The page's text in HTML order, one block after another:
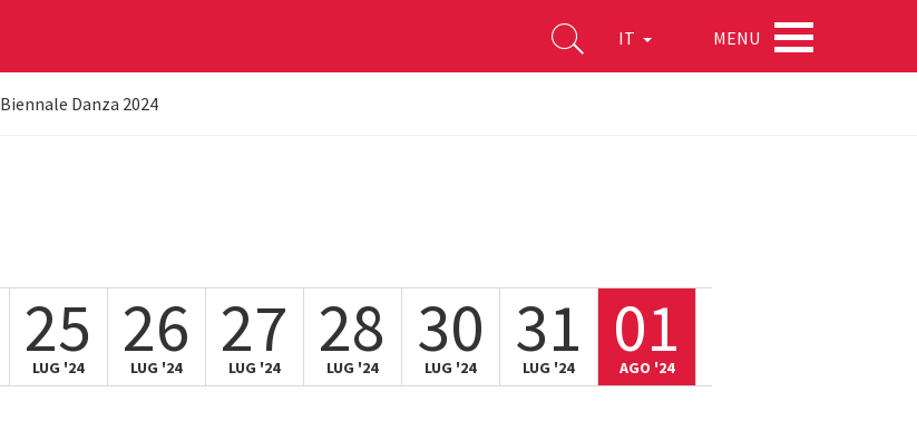
IT MENU
Biennale Danza 2024
25
LUG '24 26
LUG '24 27
LUG '24 28
LUG '24 30
LUG '24 31
LUG '24 01
AGO '24